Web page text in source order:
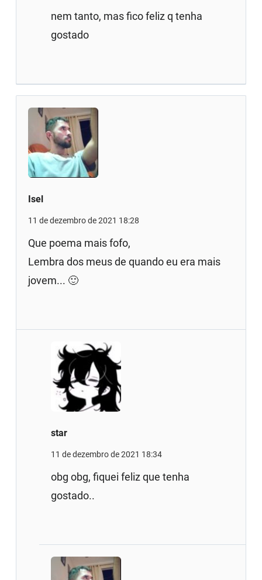
nem tanto, mas fico feliz q tenha
gostado
Isel
11 de dezembro de 2021 18:28
Que poema mais fofo,
Lembra dos meus de quando eu era mais
jovem... 🙂
star
11 de dezembro de 2021 18:34
obg obg, fiquei feliz que tenha
gostado..